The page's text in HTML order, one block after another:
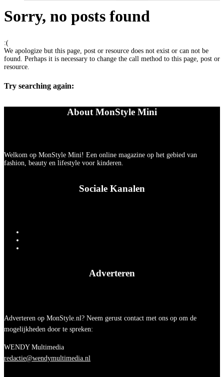
Sorry, no posts found
:(
We apologize but this page, post or resource does not exist or can not be
found. Perhaps it is necessary to change the call method to this page, post or
resource.
Try searching again:
About MonStyle Mini
Welkom op MonStyle Mini! Een online magazine op het gebied van
fashion, beauty en lifestyle voor kinderen.
Sociale Kanalen
Adverteren
Adverteren op MonStyle.nl? Neem gerust contact met ons op om de
mogelijkheden door te spreken:
WENDY Multimedia
redactie@wendymultimedia.nl